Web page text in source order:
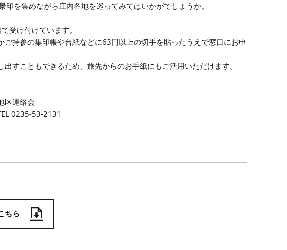
印を集めながら庄内各地を巡ってみてはいかがでしょうか。
受け付けています。
ご持参の集印帳や台紙などに63円以上の切手を貼ったうえで窓口にお申
すこともできるため、旅先からのお手紙にもご活用いただけます。
区連絡会
0235-53-2131
ちら